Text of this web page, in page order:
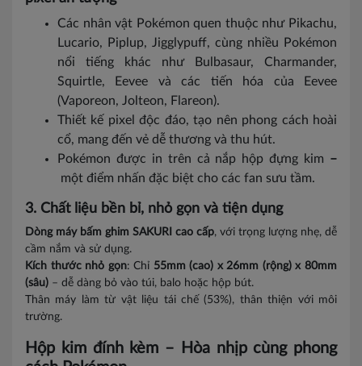
Các nhân vật Pokémon quen thuộc như Pikachu,
Lucario, Piplup, Jigglypuff, cùng nhiều Pokémon
nổi tiếng khác như Bulbasaur, Charmander,
Squirtle, Eevee và các tiến hóa của Eevee
(Vaporeon, Jolteon, Flareon).
Thiết kế pixel độc đáo, tạo nên phong cách hoài
cổ, mang đến vẻ dễ thương và thu hút.
Pokémon được in trên cả nắp hộp đựng kim –
một điểm nhấn đặc biệt cho các fan sưu tầm.
3. Chất liệu bền bỉ, nhỏ gọn và tiện dụng
Dòng máy bấm ghim SAKURI cao cấp, với trọng lượng nhẹ, dễ
cầm nắm và sử dụng.
Kích thước nhỏ gọn: Chỉ 55mm (cao) x 26mm (rộng) x 80mm
(sâu) – dễ dàng bỏ vào túi, balo hoặc hộp bút.
Thân máy làm từ vật liệu tái chế (53%), thân thiện với môi
trường.
Hộp kim đính kèm – Hòa nhịp cùng phong